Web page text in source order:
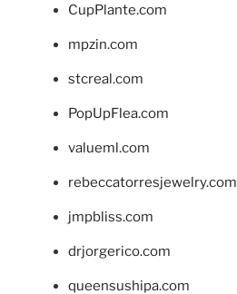
CupPlante.com
mpzin.com
stcreal.com
PopUpFlea.com
valueml.com
rebeccatorresjewelry.com
jmpbliss.com
drjorgerico.com
queensushipa.com